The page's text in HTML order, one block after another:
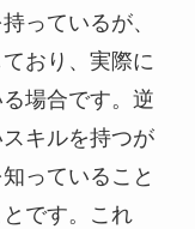
っているが、
おり、実際に
場合です。逆
キルを持つが
っていること
です。これ